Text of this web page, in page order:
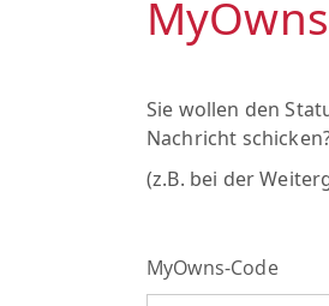
Sie wollen den
Nachricht
(z.B. bei der
MyOwns-Code